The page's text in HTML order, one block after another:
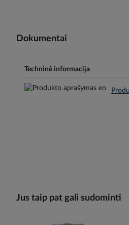
Dokumentai
Techninė informacija
Jus taip pat gali sudominti